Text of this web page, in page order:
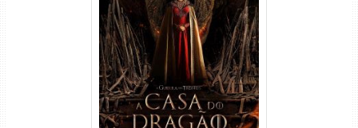
A Casa do Dragão 1ª
Temporada Torrent (2022)
WEB-DL 720p/1080p Dual
Áudio